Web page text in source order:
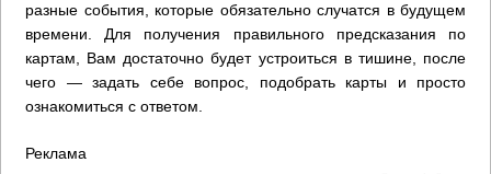
разные события, которые обязательно случатся в будущем
времени. Для получения правильного предсказания по
картам, Вам достаточно будет устроиться в тишине, после
чего — задать себе вопрос, подобрать карты и просто
ознакомиться с ответом.
Реклама